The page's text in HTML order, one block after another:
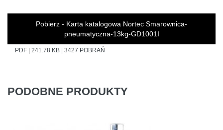
Pobierz - Karta katalogowa Nortec Smarownica-
pneumatyczna-13kg-GD1001I
PDF | 241.78 KB | 3427 POBRAŃ
PODOBNE PRODUKTY